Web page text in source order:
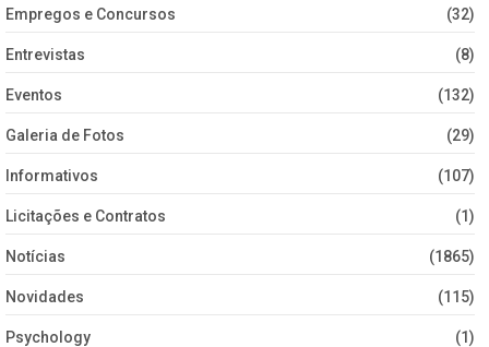
Empregos e Concursos (32)
Entrevistas (8)
Eventos (132)
Galeria de Fotos (29)
Informativos (107)
Licitações e Contratos (1)
Notícias (1865)
Novidades (115)
Psychology (1)